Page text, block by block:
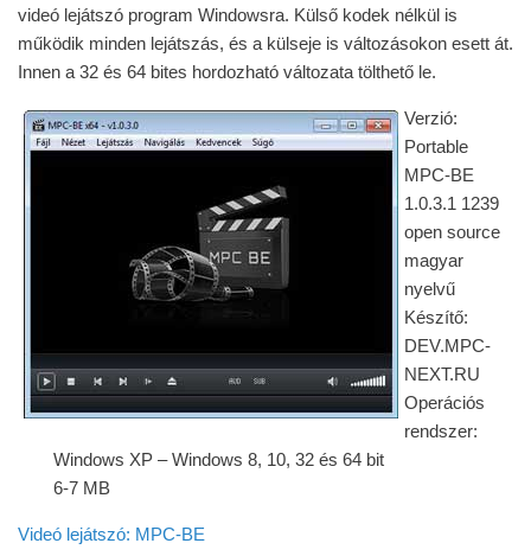
videó lejátszó program Windowsra. Külső kodek nélkül is
működik minden lejátszás, és a külseje is változásokon esett át.
Innen a 32 és 64 bites hordozható változata tölthető le.
Verzió:
Portable
MPC-BE
1.0.3.1 1239
open source
magyar
nyelvű
Készítő:
DEV.MPC-
NEXT.RU
Operációs
rendszer:
Windows XP – Windows 8, 10, 32 és 64 bit
6-7 MB
Videó lejátszó: MPC-BE